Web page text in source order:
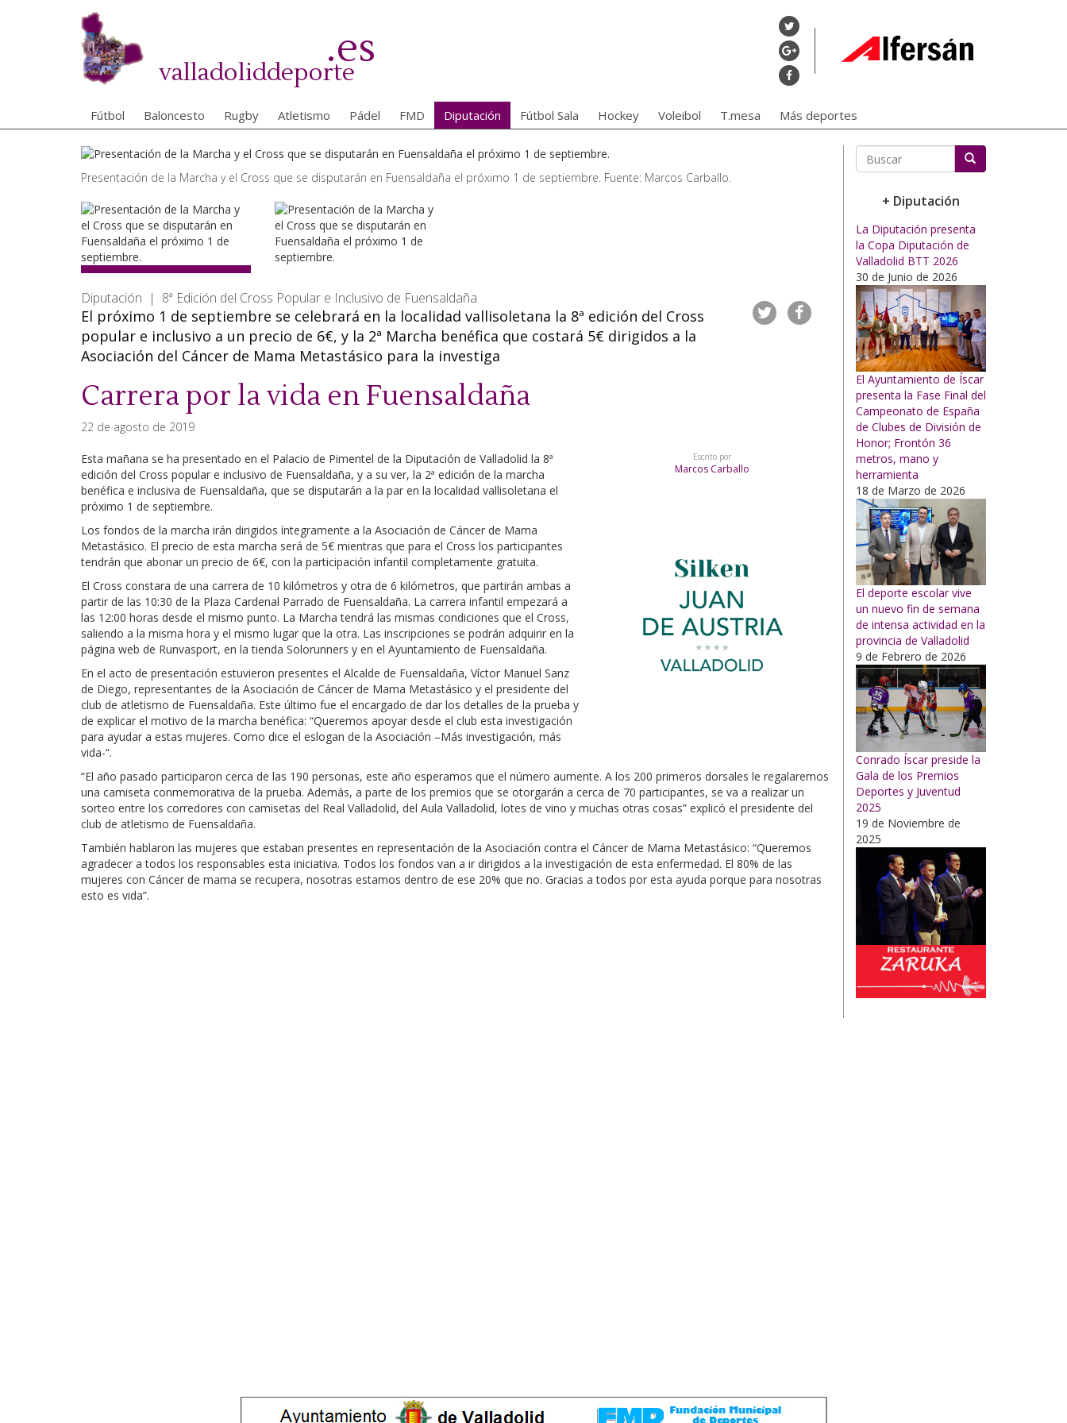
valladoliddeporte
.es
Fútbol Baloncesto Rugby Atletismo Pádel FMD Diputación Fútbol Sala Hockey Voleibol T.mesa Más deportes
Presentación de la Marcha y el Cross que se disputarán en Fuensaldaña el próximo 1 de septiembre. Fuente: Marcos Carballo.
Diputación | 8ª Edición del Cross Popular e Inclusivo de Fuensaldaña
El próximo 1 de septiembre se celebrará en la localidad vallisoletana la 8ª edición del Cross
popular e inclusivo a un precio de 6€, y la 2ª Marcha benéfica que costará 5€ dirigidos a la
Asociación del Cáncer de Mama Metastásico para la investiga
Carrera por la vida en Fuensaldaña
22 de agosto de 2019
Escrito por
Marcos Carballo
Esta mañana se ha presentado en el Palacio de Pimentel de la Diputación de Valladolid la 8ª
edición del Cross popular e inclusivo de Fuensaldaña, y a su ver, la 2ª edición de la marcha
benéfica e inclusiva de Fuensaldaña, que se disputarán a la par en la localidad vallisoletana el
próximo 1 de septiembre.
Los fondos de la marcha irán dirigidos íntegramente a la Asociación de Cáncer de Mama
Metastásico. El precio de esta marcha será de 5€ mientras que para el Cross los participantes
tendrán que abonar un precio de 6€, con la participación infantil completamente gratuita.
El Cross constara de una carrera de 10 kilómetros y otra de 6 kilómetros, que partirán ambas a
partir de las 10:30 de la Plaza Cardenal Parrado de Fuensaldaña. La carrera infantil empezará a
las 12:00 horas desde el mismo punto. La Marcha tendrá las mismas condiciones que el Cross,
saliendo a la misma hora y el mismo lugar que la otra. Las inscripciones se podrán adquirir en la
página web de Runvasport, en la tienda Solorunners y en el Ayuntamiento de Fuensaldaña.
En el acto de presentación estuvieron presentes el Alcalde de Fuensaldaña, Víctor Manuel Sanz
de Diego, representantes de la Asociación de Cáncer de Mama Metastásico y el presidente del
club de atletismo de Fuensaldaña. Este último fue el encargado de dar los detalles de la prueba y
de explicar el motivo de la marcha benéfica: “Queremos apoyar desde el club esta investigación
para ayudar a estas mujeres. Como dice el eslogan de la Asociación –Más investigación, más
vida-“.
“El año pasado participaron cerca de las 190 personas, este año esperamos que el número aumente. A los 200 primeros dorsales le regalaremos
una camiseta conmemorativa de la prueba. Además, a parte de los premios que se otorgarán a cerca de 70 participantes, se va a realizar un
sorteo entre los corredores con camisetas del Real Valladolid, del Aula Valladolid, lotes de vino y muchas otras cosas” explicó el presidente del
club de atletismo de Fuensaldaña.
También hablaron las mujeres que estaban presentes en representación de la Asociación contra el Cáncer de Mama Metastásico: “Queremos
agradecer a todos los responsables esta iniciativa. Todos los fondos van a ir dirigidos a la investigación de esta enfermedad. El 80% de las
mujeres con Cáncer de mama se recupera, nosotras estamos dentro de ese 20% que no. Gracias a todos por esta ayuda porque para nosotras
esto es vida”.
+ Diputación
La Diputación presenta
la Copa Diputación de
Valladolid BTT 2026
30 de Junio de 2026
El Ayuntamiento de Íscar
presenta la Fase Final del
Campeonato de España
de Clubes de División de
Honor; Frontón 36
metros, mano y
herramienta
18 de Marzo de 2026
El deporte escolar vive
un nuevo fin de semana
de intensa actividad en la
provincia de Valladolid
9 de Febrero de 2026
Conrado Íscar preside la
Gala de los Premios
Deportes y Juventud
2025
19 de Noviembre de
2025